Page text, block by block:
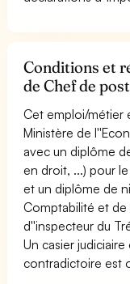
Conditions et
de Chef de
Cet emploi/métier
Ministère de
avec un diplôme
en droit, ...) pour
et un diplôme de
Comptabilité et
d''inspecteur du
Un casier
contradictoire est